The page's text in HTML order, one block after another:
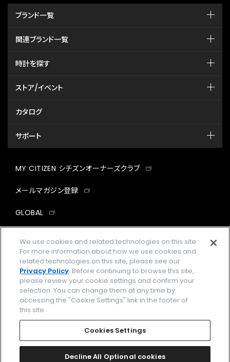
ブランド一覧
関連ブランド一覧
時計を探す
ストア/イベント
カタログ
サポート
MY CITIZEN シチズンオーナーズクラブ
メールマガジン登録
GLOBAL
facebookinstagramtwitter
企業情報 ご利用規約
プライバシーポリシー Cookies Settings
Amazon PayはAmazon.com, Inc.またはその関連会社の商標です。
We use cookies and related technologies on this site.
For more information about how we use cookies and
related technologies on this site, please see our
Privacy Policy. Before continuing to browse this site,
please review your cookie settings and confirm your
selection. You can change them at any time by
accessing the "Cookie Settings" link in the footer of
this site.
Cookies Settings
Decline All Optional cookies